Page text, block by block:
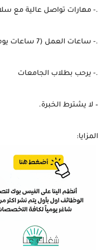
.- مهارات تواصل عالية مع
.- ساعات العمل (7 ساعات يومياً)
.- يرحب بطلاب الجامعات
– لا يشترط الخبرة.
المزايا: